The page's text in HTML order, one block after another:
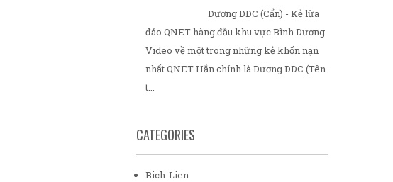
Dương DDC (Cẩn) - Kẻ lừa
đảo QNET hàng đầu khu vực Bình Dương
Video về một trong những kẻ khốn nạn
nhất QNET Hắn chính là Dương DDC (Tên
t...
CATEGORIES
Bich-Lien